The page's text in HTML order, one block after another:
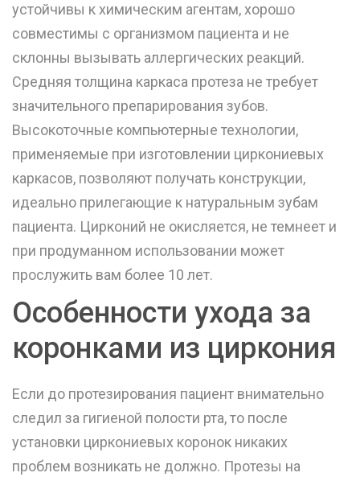
устойчивы к химическим агентам, хорошо
совместимы с организмом пациента и не
склонны вызывать аллергических реакций.
Средняя толщина каркаса протеза не требует
значительного препарирования зубов.
Высокоточные компьютерные технологии,
применяемые при изготовлении циркониевых
каркасов, позволяют получать конструкции,
идеально прилегающие к натуральным зубам
пациента. Цирконий не окисляется, не темнеет и
при продуманном использовании может
прослужить вам более 10 лет.
Особенности ухода за
коронками из циркония
Если до протезирования пациент внимательно
следил за гигиеной полости рта, то после
установки циркониевых коронок никаких
проблем возникать не должно. Протезы на